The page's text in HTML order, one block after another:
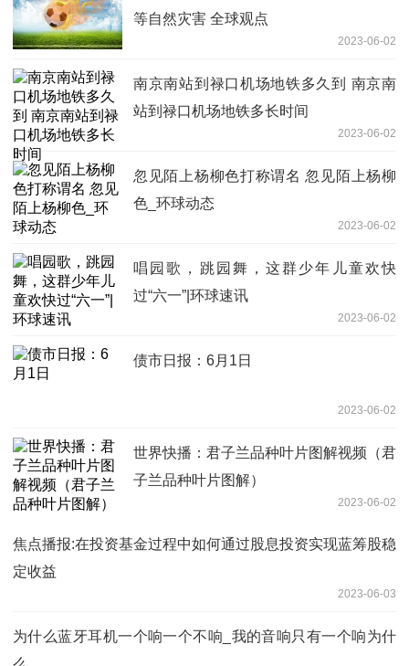
等自然灾害 全球观点
2023-06-02
南京南站到禄口机场地铁多久到 南京南
站到禄口机场地铁多长时间
2023-06-02
忽见陌上杨柳色打称谓名 忽见陌上杨柳
色_环球动态
2023-06-02
唱园歌，跳园舞，这群少年儿童欢快
过“六一”|环球速讯
2023-06-02
债市日报：6月1日
2023-06-02
世界快播：君子兰品种叶片图解视频（君
子兰品种叶片图解）
2023-06-02
焦点播报:在投资基金过程中如何通过股息投资实现蓝筹股稳
定收益
2023-06-03
为什么蓝牙耳机一个响一个不响_我的音响只有一个响为什